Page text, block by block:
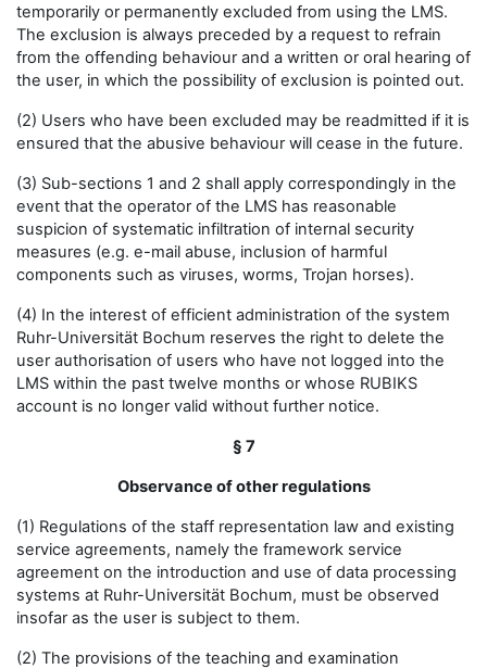
temporarily or permanently excluded from using the LMS.
The exclusion is always preceded by a request to refrain
from the offending behaviour and a written or oral hearing of
the user, in which the possibility of exclusion is pointed out.
(2) Users who have been excluded may be readmitted if it is
ensured that the abusive behaviour will cease in the future.
(3) Sub-sections 1 and 2 shall apply correspondingly in the
event that the operator of the LMS has reasonable
suspicion of systematic infiltration of internal security
measures (e.g. e-mail abuse, inclusion of harmful
components such as viruses, worms, Trojan horses).
(4) In the interest of efficient administration of the system
Ruhr-Universität Bochum reserves the right to delete the
user authorisation of users who have not logged into the
LMS within the past twelve months or whose RUBIKS
account is no longer valid without further notice.
§ 7
Observance of other regulations
(1) Regulations of the staff representation law and existing
service agreements, namely the framework service
agreement on the introduction and use of data processing
systems at Ruhr-Universität Bochum, must be observed
insofar as the user is subject to them.
(2) The provisions of the teaching and examination